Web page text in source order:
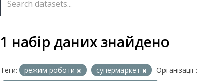
1 набір даних знайдено
Теги: режим роботи супермаркет
Організації :